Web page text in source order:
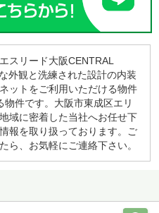
スリード大阪CENTRAL
外観と洗練された設計の内装
ットをご利用いただける物件
件です。大阪市東成区エリ
域に密着した当社へお任せ下
報を取り扱っております。ご
ら、お気軽にご連絡下さい。